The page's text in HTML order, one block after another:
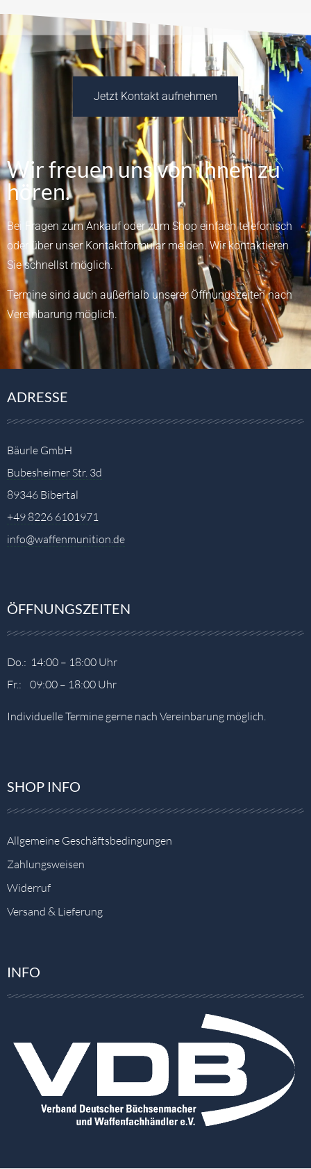
Jetzt Kontakt aufnehmen
Wir freuen uns von Ihnen zu
hören.
Bei Fragen zum Ankauf oder zum Shop einfach telefonisch
oder über unser Kontaktformularmelden.Wir kontaktieren
Sie schnellst möglich.
Termine sind auch außerhalb unserer Öffnungszeiten nach
Vereinbarung möglich.
ADRESSE
Bäurle GmbH
Bubesheimer Str. 3d
89346 Bibertal
+49 8226 6101971
info@waffenmunition.de
ÖFFNUNGSZEITEN
Do.: 14:00 – 18:00 Uhr
Fr.: 09:00 – 18:00 Uhr
Individuelle Termine gerne nach Vereinbarung möglich.
SHOP INFO
Allgemeine Geschäftsbedingungen
Zahlungsweisen
Widerruf
Versand & Lieferung
INFO